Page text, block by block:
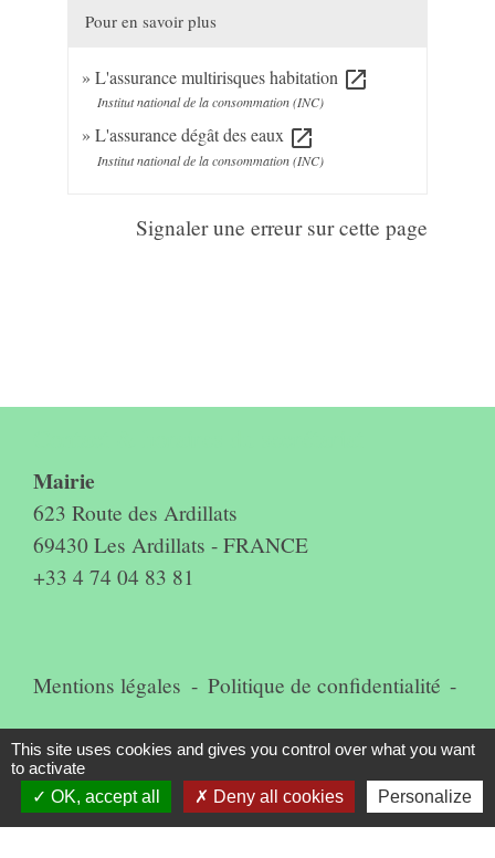
Pour en savoir plus
L'assurance multirisques habitation open_in_new
Institut national de la consommation (INC)
L'assurance dégât des eaux open_in_new
Institut national de la consommation (INC)
Signaler une erreur sur cette page
Mairie
623 Route des Ardillats
69430 Les Ardillats - FRANCE
+33 4 74 04 83 81
Mentions légales - Politique de confidentialité -
Accessibilité - Plan du site -
Gestion des cookies
This site uses cookies and gives you control over what you want
to activate
OK, accept all
Deny all cookies Personalize